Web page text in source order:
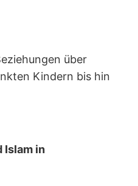
über
Kindern bis hin
Islam in